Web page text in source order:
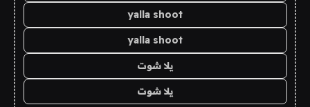
yalla shoot
yalla shoot
يلا شوت
يلا شوت